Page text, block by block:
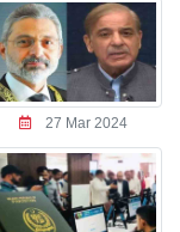
27 Mar 2024